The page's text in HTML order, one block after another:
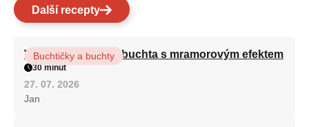
Další recepty
Vláčná olejová litá buchta s mramorovým efektem
Buchtičky a buchty
30 minut
27. 07. 2026
Jan